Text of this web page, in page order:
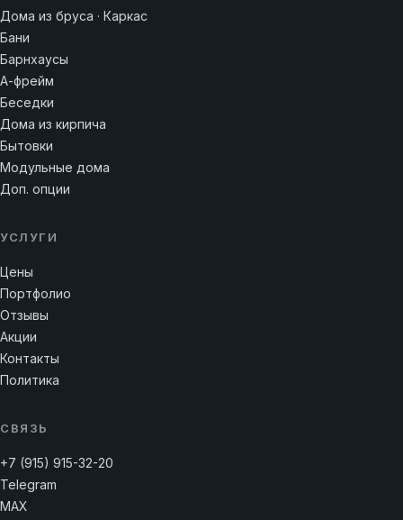
Дома из бруса · Каркас
Бани
Барнхаусы
А-фрейм
Беседки
Дома из кирпича
Бытовки
Модульные дома
Доп. опции
УСЛУГИ
Цены
Портфолио
Отзывы
Акции
Контакты
Политика
СВЯЗЬ
+7 (915) 915-32-20
Telegram
MAX